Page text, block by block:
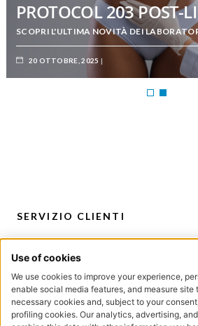
PROTOCOL 203 POST-
SCOPRI L'ULTIMA NOVITÀ DEI
20 OTTOBRE, 2025
SERVIZIO CLIENTI
PER CONSIGLI E ACQUISTI